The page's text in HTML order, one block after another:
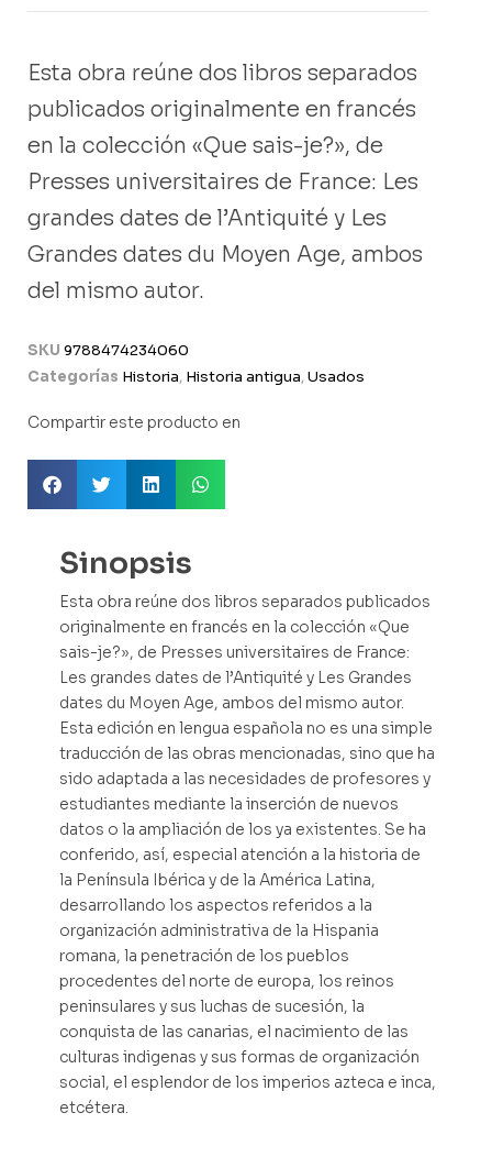
Esta obra reúne dos libros separados
publicados originalmente en francés
en la colección «Que sais-je?», de
Presses universitaires de France: Les
grandes dates de l’Antiquité y Les
Grandes dates du Moyen Age, ambos
del mismo autor.
SKU 9788474234060
Categorías Historia, Historia antigua,Usados
Compartir este producto en
Sinopsis
Esta obra reúne dos libros separados publicados
originalmente en francés en la colección «Que
sais-je?», de Presses universitaires de France:
Les grandes dates de l’Antiquité y Les Grandes
dates du Moyen Age, ambos del mismo autor.
Esta edición en lengua española no es una simple
traducción de las obras mencionadas, sino que ha
sido adaptada a las necesidades de profesores y
estudiantes mediante la inserción de nuevos
datos o la ampliación de los ya existentes. Se ha
conferido, así, especial atención a la historia de
la Península Ibérica y de la América Latina,
desarrollando los aspectos referidos a la
organización administrativa de la Hispania
romana, la penetración de los pueblos
procedentes del norte de europa, los reinos
peninsulares y sus luchas de sucesión, la
conquista de las canarias, el nacimiento de las
culturas indigenas y sus formas de organización
social, el esplendor de los imperios azteca e inca,
etcétera.